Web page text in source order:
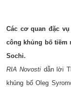
Các cơ quan đặc
công khủng bố tiềm
Sochi.
RIA Novosti dẫn lời
khủng bố Oleg